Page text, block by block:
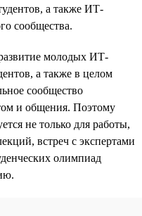
а также ИТ-
сообщества.
молодых ИТ-
а также в целом
сообщество
и общения. Поэтому
не только для работы,
встреч с экспертами
олимпиад